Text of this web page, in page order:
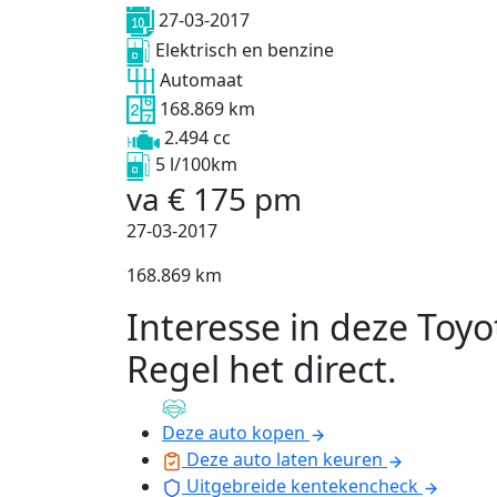
27-03-2017
Elektrisch en benzine
Automaat
168.869 km
2.494 cc
5 l/100km
va € 175 pm
27-03-2017
168.869 km
Interesse in deze
Regel het direct.
Deze auto kopen
Deze auto laten keuren
Uitgebreide kentekencheck